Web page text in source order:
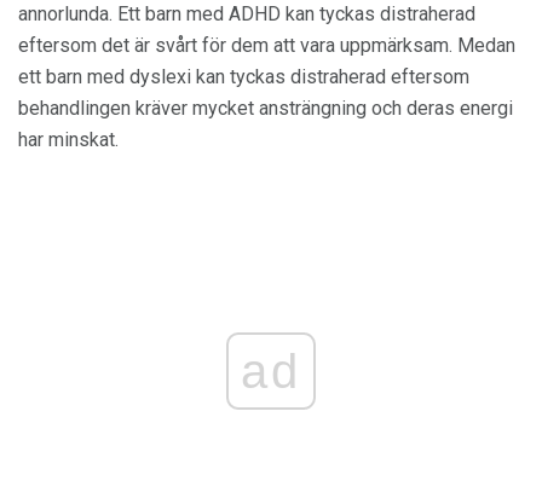
annorlunda. Ett barn med ADHD kan tyckas distraherad
eftersom det är svårt för dem att vara uppmärksam. Medan
ett barn med dyslexi kan tyckas distraherad eftersom
behandlingen kräver mycket ansträngning och deras energi
har minskat.
ad